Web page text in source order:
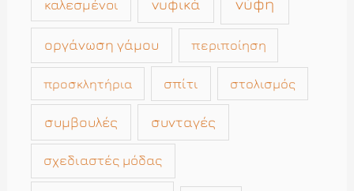
καλεσμένοι νυφικά
οργάνωση γάμου περιποίηση
προσκλητήρια σπίτι στολισμός
συμβουλές συνταγές
σχεδιαστές μόδας